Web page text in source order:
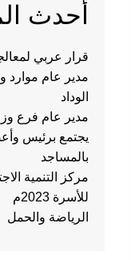
أحدث
قرار عربي
مدير عام موارد
الوداد
مدير عام فرع
يجتمع برئيس
بالمساجد
مركز التنمية
للأسرة 2023م
الرياضة والحمل